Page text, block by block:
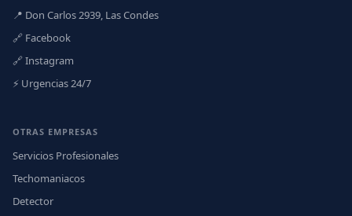
📍 Don Carlos 2939, Las Condes
🔗 Facebook
🔗 Instagram
⚡ Urgencias 24/7
OTRAS EMPRESAS
Servicios Profesionales
Techomaniacos
Detector